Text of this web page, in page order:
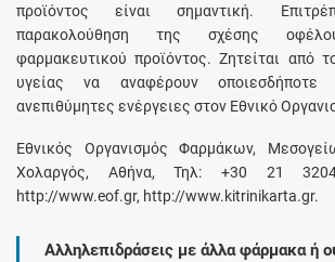
προϊόντος είναι σημαντική.
παρακολούθηση της σχέσης
φαρμακευτικού προϊόντος. Ζητείται από
υγείας να αναφέρουν οποιεσδήποτε
ανεπιθύμητες ενέργειες στον Εθνικό
Εθνικός Οργανισμός Φαρμάκων,
Χολαργός, Αθήνα, Τηλ: +30 21
http://www.eof.gr, http://www.kitrinikarta.gr.
Αλληλεπιδράσεις με άλλα φάρμακα ή